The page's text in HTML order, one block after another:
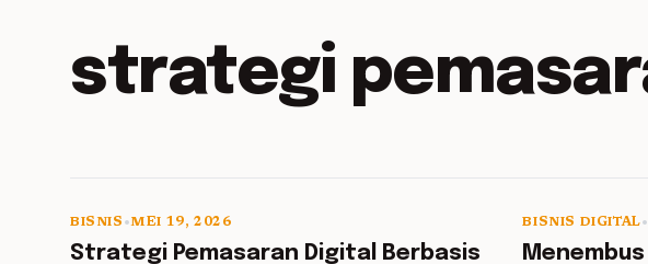
strategi
5 min read
BISNIS •MEI 19, 2026
Strategi Pemasaran Digital Berbasis
BISNIS DIGITAL•